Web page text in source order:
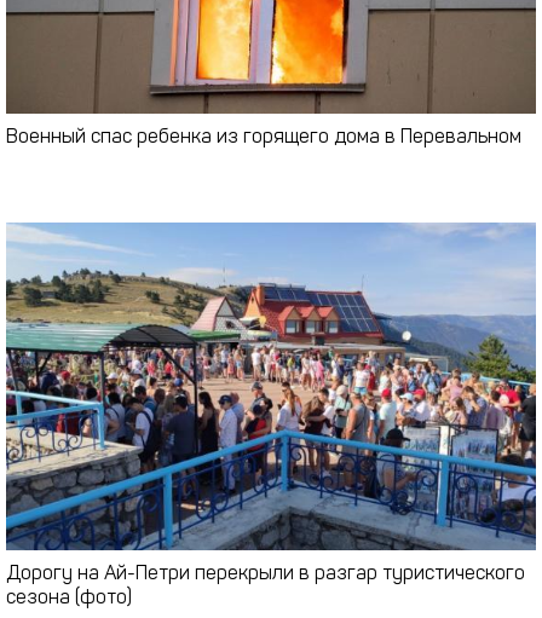
Военный спас ребенка из горящего дома в Перевальном
Дорогу на Ай-Петри перекрыли в разгар туристического
сезона (фото)